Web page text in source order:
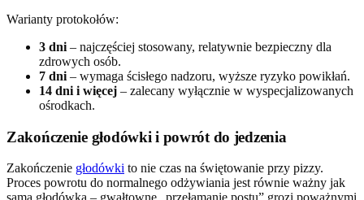
Warianty protokołów:
3 dni – najczęściej stosowany, relatywnie bezpieczny dla
zdrowych osób.
7 dni – wymaga ścisłego nadzoru, wyższe ryzyko powikłań.
14 dni i więcej – zalecany wyłącznie w wyspecjalizowanych
ośrodkach.
Zakończenie głodówki i powrót do jedzenia
Zakończenie głodówki to nie czas na świętowanie przy pizzy.
Proces powrotu do normalnego odżywiania jest równie ważny jak